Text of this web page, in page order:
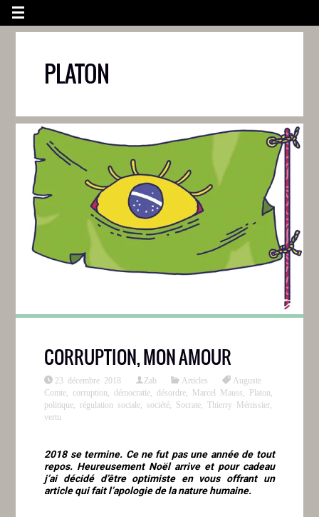
PLATON
CORRUPTION, MON AMOUR
23 décembre 2018 Zab Articles
Auguste
Comte ,corruption ,démocratie ,désordre Marcel Mauss Platon
politique
régulation sociale société Socrate ,Thierry Ménissier
vertu
2018 se termine. Ce ne fut pas une année de tout
repos. Heureusement Noël arrive et pour cadeau
j’ai décidé d’être optimiste en vous offrant un
article qui fait l’apologie de la nature humaine.